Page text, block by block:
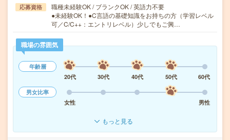
応募資格
職種未経験OK / ブランクOK / 英語力不要
●未経験OK！●C言語の基礎知識をお持ちの方（学習レベル
可／C/C++：エントリレベル）少しでもご興…
職場の雰囲気
年齢層
20代
30代 40代 50代
60代
男女比率
女性
男性
もっと見る